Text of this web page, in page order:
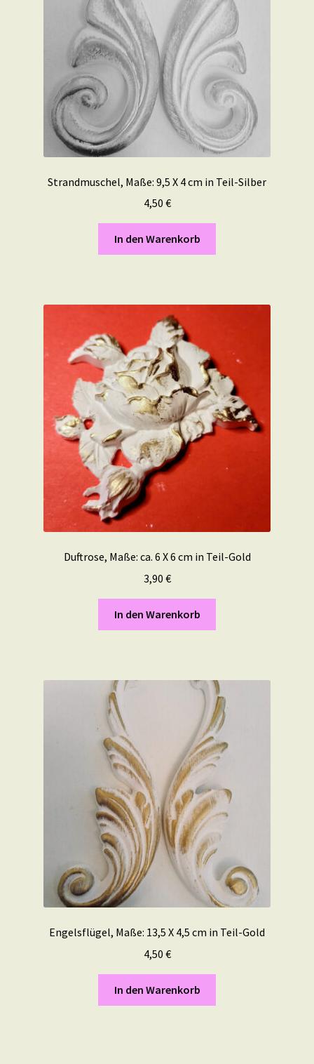
Strandmuschel, Maße: 9,5 X 4 cm in Teil-Silber
4,50 €
In den Warenkorb
Duftrose, Maße: ca. 6 X 6 cm in Teil-Gold
3,90 €
In den Warenkorb
Engelsflügel, Maße: 13,5 X 4,5 cm in Teil-Gold
4,50 €
In den Warenkorb